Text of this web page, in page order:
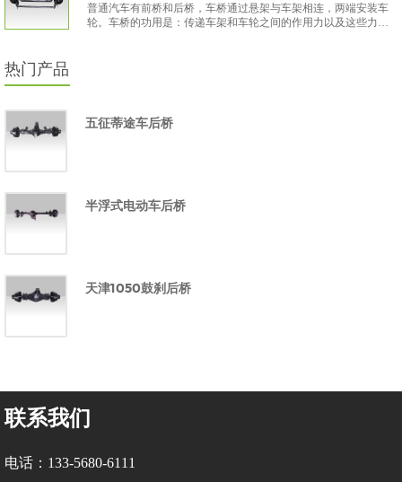
普通汽车有前桥和后桥，车桥通过悬架与车架相连，两端安装车
轮。车桥的功用是：传递车架和车轮之间的作用力以及这些力所
热门产品
五征蒂途车后桥
半浮式电动车后桥
天津1050鼓刹后桥
联系我们
电话：133-5680-6111